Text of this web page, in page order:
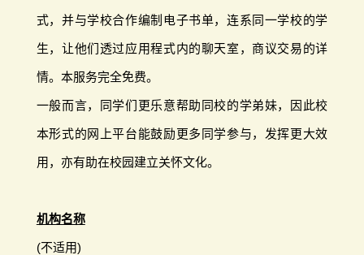
式，并与学校合作编制电子书单，连系同一学校的学
生，让他们透过应用程式内的聊天室，商议交易的详
情。本服务完全免费。
一般而言，同学们更乐意帮助同校的学弟妹，因此校
本形式的网上平台能鼓励更多同学参与，发挥更大效
用，亦有助在校园建立关怀文化。
机构名称
(不适用)